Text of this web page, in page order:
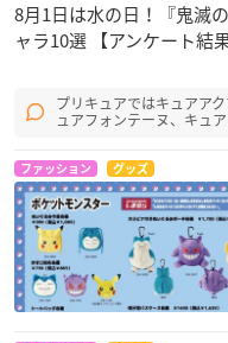
8月1日は水の日！『鬼滅
ャラ10選 【アンケート結果
プリキュアではキュアア
ュアフォンテーヌ、キュ
ファッション グッズ